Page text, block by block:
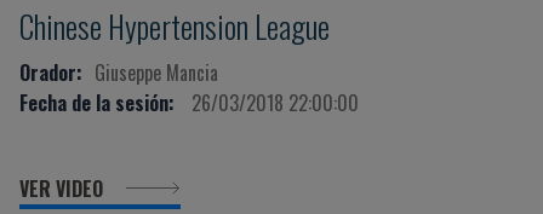
Chinese Hypertension League
Orador: Giuseppe Mancia
Fecha de la sesión:
26/03/2018 22:00:00
VER VIDEO